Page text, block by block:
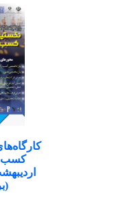
کسب و
اردیبهشت